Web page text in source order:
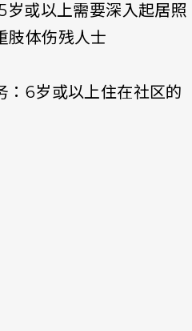
岁或以上需要深入起居照
肢体伤残人士
：6岁或以上住在社区的